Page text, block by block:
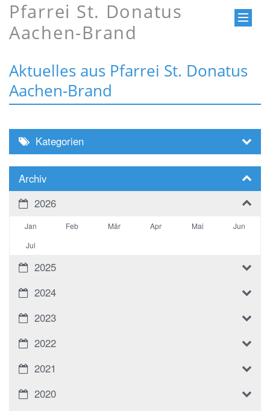
Pfarrei St. Donatus
Aachen-Brand
Aktuelles aus Pfarrei St. Donatus
Aachen-Brand
Kategorien
Archiv
2026
Jan Feb Mär Apr Mai
Jun
Jul
2025
2024
2023
2022
2021
2020